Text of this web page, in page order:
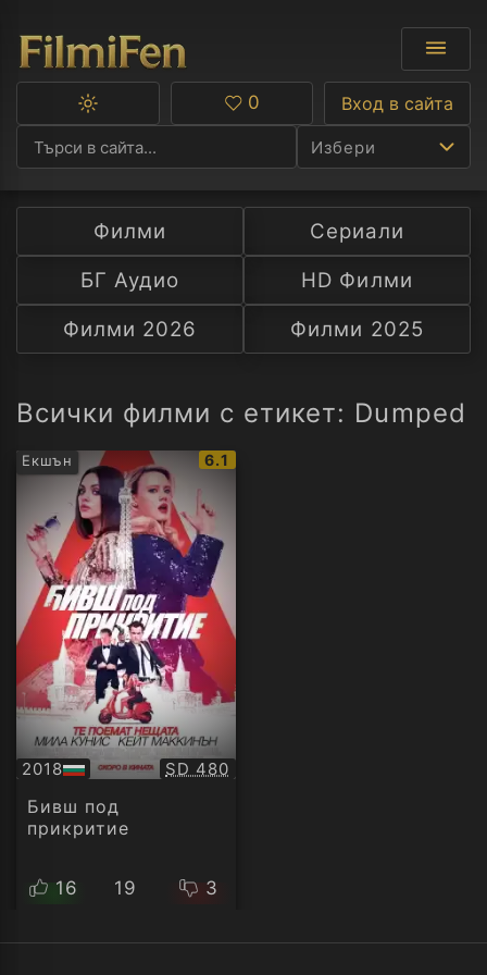
Избери
Ф
С
А
Превключване
тъмна
тема
Любими
0 Вход в сайта
Филми
Сериали
БГ Аудио
HD Филми
Филми 2026
Филми 2025
Всички филми с етикет: Dumped
Екшън
IMDb
6.1
2018
БГ
аудио
Качество:
SD 480
Бивш под
прикритие
16 19 3